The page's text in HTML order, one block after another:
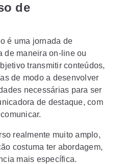
de
é uma jornada de
de maneira on-line ou
transmitir conteúdos,
de modo a desenvolver
necessárias para ser
de destaque, com
realmente muito amplo,
costuma ter abordagem,
mais específica.